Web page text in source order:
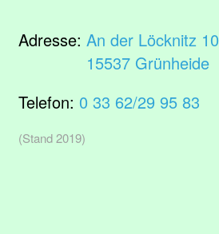
Adresse: An der Löcknitz 10
15537 Grünheide
Telefon: 0 33 62/29 95 83
(Stand 2019)